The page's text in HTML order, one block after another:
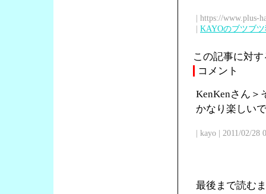
| https://www.plus-
| KAYOのブツブ
この記事に対
コメント
KenKenさん＞
かなり楽しい
| kayo | 2011/02/28
最後まで読む